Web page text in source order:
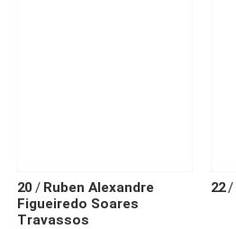
Ruben Alexandre
Figueiredo Soares
Travassos
20 22